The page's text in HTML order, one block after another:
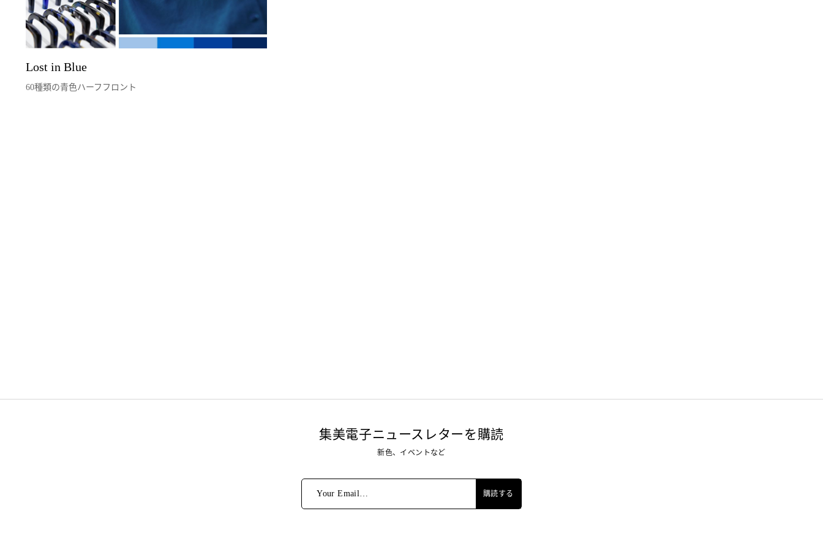
Lost in Blue
60種類の青色ハーフフロント
集美電子ニュースレターを購読
新色、イベントなど
Your Email… 購読する